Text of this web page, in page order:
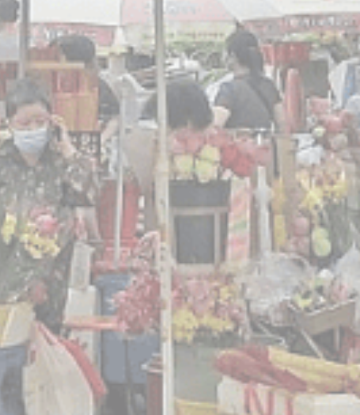
同意向 Google 发送与广告相关的用户数据。
个性化广告
同意第三方进行个性化广告
确认选择
收起详细信息